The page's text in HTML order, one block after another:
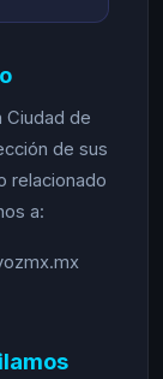
Ciudad de
de sus
relacionado
a: